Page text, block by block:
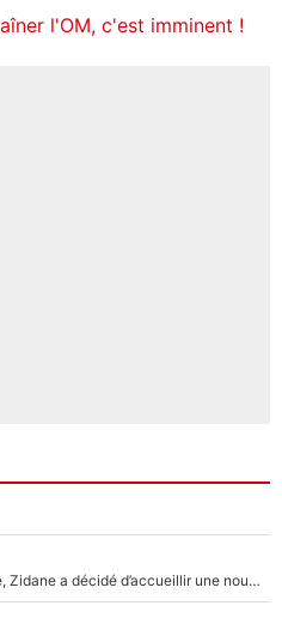
l'OM, c'est imminent !
Avant l’annonce de sa première liste, Zidane a décidé d’accueillir une nouvelle tête en équipe de France